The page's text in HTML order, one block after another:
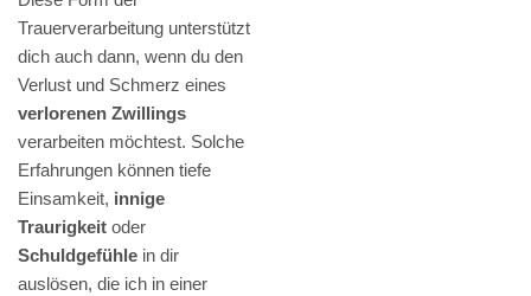
Trauerverarbeitung unterstützt
dich auch dann, wenn du den
Verlust und Schmerz eines
verlorenen Zwillings
verarbeiten möchtest. Solche
Erfahrungen können tiefe
Einsamkeit, innige
Traurigkeit oder
Schuldgefühle in dir
auslösen, die ich in einer